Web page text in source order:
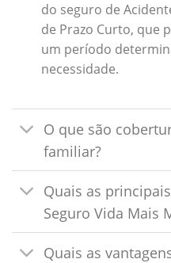
do seguro de
de Prazo Curto, que
um período
necessidade.
O que são
familiar?
Quais as
Seguro Vida Mais
Quais as